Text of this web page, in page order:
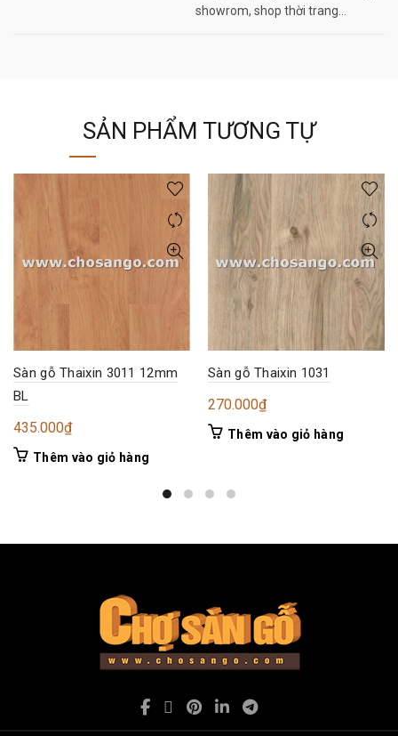
showrom, shop thời trang…
SẢN PHẨM TƯƠNG TỰ
Sàn gỗ Thaixin 3011 12mm
BL
435.000₫
Thêm vào giỏ hàng
Sàn gỗ Thaixin 1031
270.000₫
Thêm vào giỏ hàng